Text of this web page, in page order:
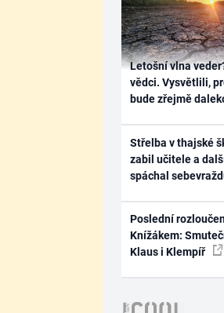
Letošní vlna
vědci. Vysvětlili,
bude zřejmě
Střelba v thajské
zabil učitele a
spáchal
Poslední
Knížákem:
Klaus i Klempíř